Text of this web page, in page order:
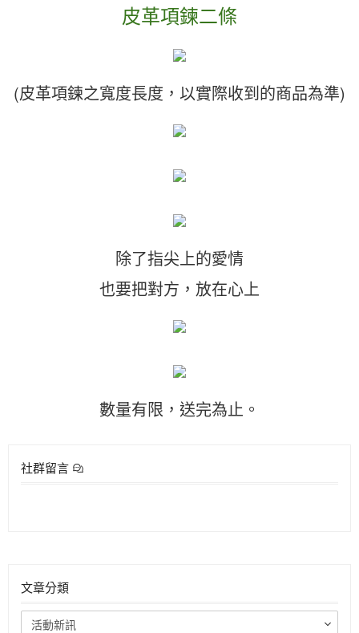
皮革項鍊二條
(皮革項鍊之寬度長度，以實際收到的商品為準)
除了指尖上的愛情
也要把對方，放在心上
數量有限，送完為止。
社群留言
文章分類
活動新訊